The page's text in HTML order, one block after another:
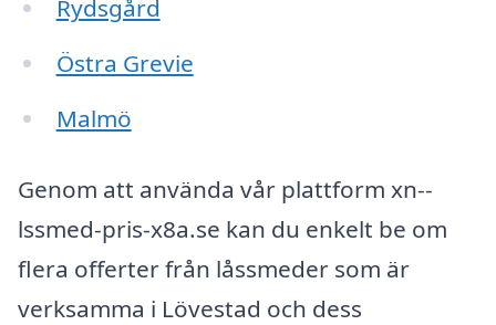
Rydsgård
Östra Grevie
Malmö
Genom att använda vår plattform xn--
lssmed-pris-x8a.se kan du enkelt be om
flera offerter från låssmeder som är
verksamma i Lövestad och dess